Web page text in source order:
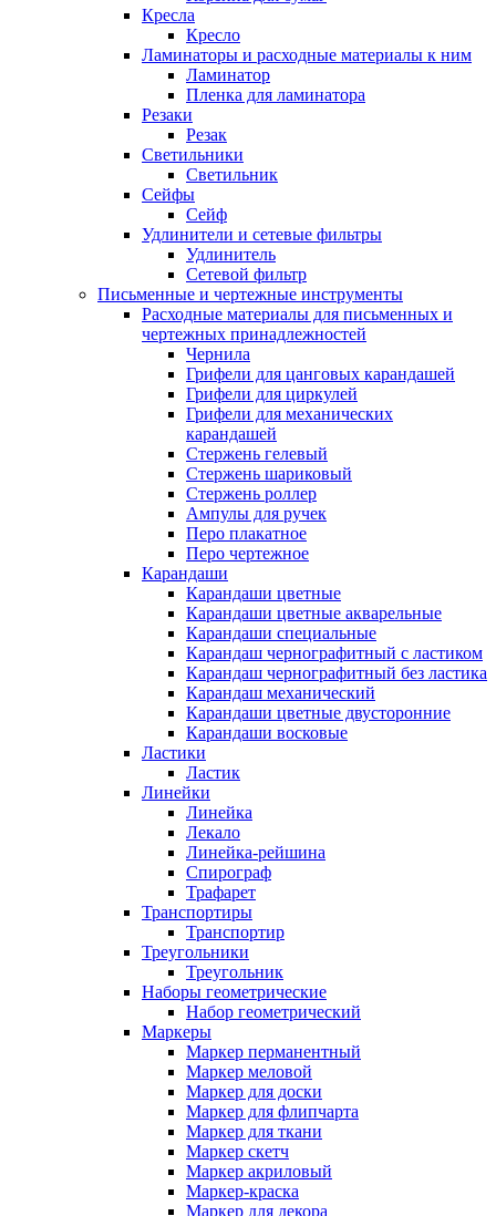
Кресла
Кресло
Ламинаторы и расходные материалы к ним
Ламинатор
Пленка для ламинатора
Резаки
Резак
Светильники
Светильник
Сейфы
Сейф
Удлинители и сетевые фильтры
Удлинитель
Сетевой фильтр
Письменные и чертежные инструменты
Расходные материалы для письменных и
чертежных принадлежностей
Чернила
Грифели для цанговых карандашей
Грифели для циркулей
Грифели для механических
карандашей
Стержень гелевый
Стержень шариковый
Стержень роллер
Ампулы для ручек
Перо плакатное
Перо чертежное
Карандаши
Карандаши цветные
Карандаши цветные акварельные
Карандаши специальные
Карандаш чернографитный с ластиком
Карандаш чернографитный без ластика
Карандаш механический
Карандаши цветные двусторонние
Карандаши восковые
Ластики
Ластик
Линейки
Линейка
Лекало
Линейка-рейшина
Спирограф
Трафарет
Транспортиры
Транспортир
Треугольники
Треугольник
Наборы геометрические
Набор геометрический
Маркеры
Маркер перманентный
Маркер меловой
Маркер для доски
Маркер для флипчарта
Маркер для ткани
Маркер скетч
Маркер акриловый
Маркер-краска
Маркер для декора